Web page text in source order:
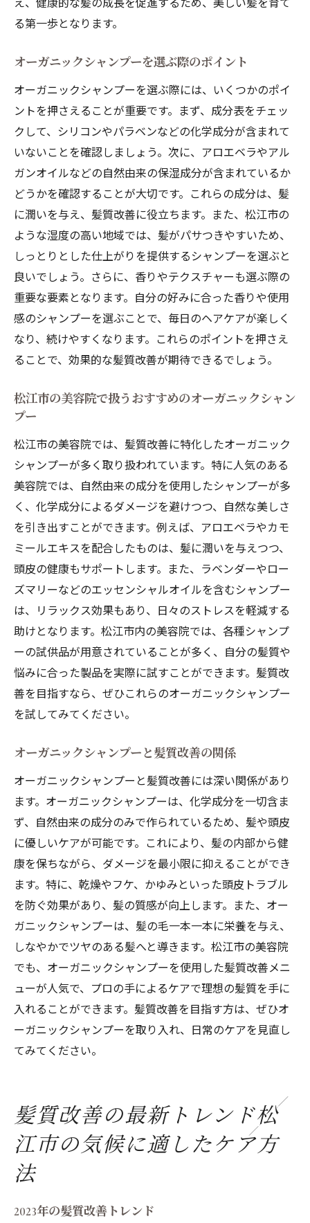
る第一歩となります。
オーガニックシャンプーを選ぶ際のポイント
オーガニックシャンプーを選ぶ際には、いくつかのポイ
ントを押さえることが重要です。まず、成分表をチェッ
クして、シリコンやパラベンなどの化学成分が含まれて
いないことを確認しましょう。次に、アロエベラやアル
ガンオイルなどの自然由来の保湿成分が含まれているか
どうかを確認することが大切です。これらの成分は、髪
に潤いを与え、髪質改善に役立ちます。また、松江市の
ような湿度の高い地域では、髪がパサつきやすいため、
しっとりとした仕上がりを提供するシャンプーを選ぶと
良いでしょう。さらに、香りやテクスチャーも選ぶ際の
重要な要素となります。自分の好みに合った香りや使用
感のシャンプーを選ぶことで、毎日のヘアケアが楽しく
なり、続けやすくなります。これらのポイントを押さえ
ることで、効果的な髪質改善が期待できるでしょう。
松江市の美容院で扱うおすすめのオーガニックシャン
プー
松江市の美容院では、髪質改善に特化したオーガニック
シャンプーが多く取り扱われています。特に人気のある
美容院では、自然由来の成分を使用したシャンプーが多
く、化学成分によるダメージを避けつつ、自然な美しさ
を引き出すことができます。例えば、アロエベラやカモ
ミールエキスを配合したものは、髪に潤いを与えつつ、
頭皮の健康もサポートします。また、ラベンダーやロー
ズマリーなどのエッセンシャルオイルを含むシャンプー
は、リラックス効果もあり、日々のストレスを軽減する
助けとなります。松江市内の美容院では、各種シャンプ
ーの試供品が用意されていることが多く、自分の髪質や
悩みに合った製品を実際に試すことができます。髪質改
善を目指すなら、ぜひこれらのオーガニックシャンプー
を試してみてください。
オーガニックシャンプーと髪質改善の関係
オーガニックシャンプーと髪質改善には深い関係があり
ます。オーガニックシャンプーは、化学成分を一切含ま
ず、自然由来の成分のみで作られているため、髪や頭皮
に優しいケアが可能です。これにより、髪の内部から健
康を保ちながら、ダメージを最小限に抑えることができ
ます。特に、乾燥やフケ、かゆみといった頭皮トラブル
を防ぐ効果があり、髪の質感が向上します。また、オー
ガニックシャンプーは、髪の毛一本一本に栄養を与え、
しなやかでツヤのある髪へと導きます。松江市の美容院
でも、オーガニックシャンプーを使用した髪質改善メニ
ューが人気で、プロの手によるケアで理想の髪質を手に
入れることができます。髪質改善を目指す方は、ぜひオ
ーガニックシャンプーを取り入れ、日常のケアを見直し
てみてください。
髪質改善の最新トレンド松
江市の気候に適したケア方
法
2023年の髪質改善トレンド